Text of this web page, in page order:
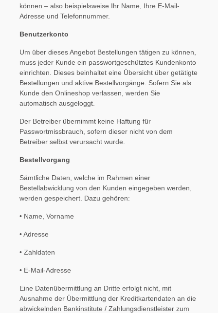
können – also beispielsweise Ihr Name, Ihre E-Mail-
Adresse und Telefonnummer.
Benutzerkonto
Um über dieses Angebot Bestellungen tätigen zu können,
muss jeder Kunde ein passwortgeschütztes Kundenkonto
einrichten. Dieses beinhaltet eine Übersicht über getätigte
Bestellungen und aktive Bestellvorgänge. Sofern Sie als
Kunde den Onlineshop verlassen, werden Sie
automatisch ausgeloggt.
Der Betreiber übernimmt keine Haftung für
Passwortmissbrauch, sofern dieser nicht von dem
Betreiber selbst verursacht wurde.
Bestellvorgang
Sämtliche Daten, welche im Rahmen einer
Bestellabwicklung von den Kunden eingegeben werden,
werden gespeichert. Dazu gehören:
• Name, Vorname
• Adresse
• Zahldaten
• E-Mail-Adresse
Eine Datenübermittlung an Dritte erfolgt nicht, mit
Ausnahme der Übermittlung der Kreditkartendaten an die
abwickelnden Bankinstitute / Zahlungsdienstleister zum